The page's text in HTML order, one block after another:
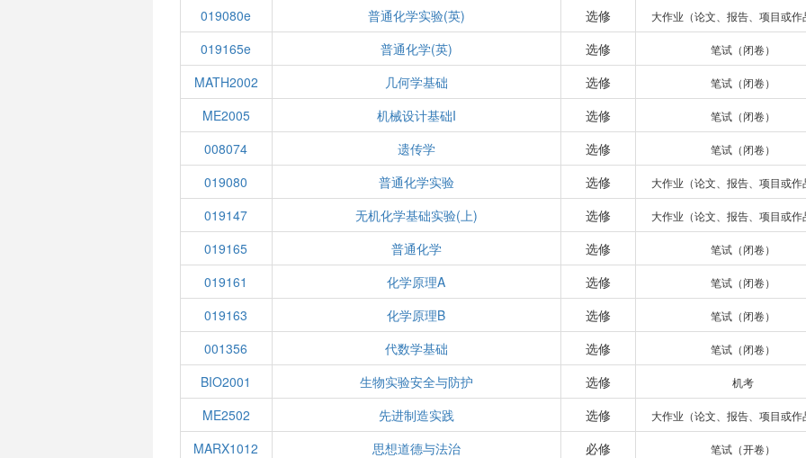
019080e 普通化学实验(英) 选修 大作业（论文、报告、项目或作
019165e 普通化学(英) 选修 笔试（闭卷）
MATH2002 几何学基础 选修 笔试（闭卷）
ME2005 机械设计基础I 选修 笔试（闭卷）
008074 遗传学 选修 笔试（闭卷）
019080 普通化学实验 选修 大作业（论文、报告、项目或作
019147 无机化学基础实验(上) 选修 大作业（论文、报告、项目或作
019165 普通化学 选修 笔试（闭卷）
019161 化学原理A 选修 笔试（闭卷）
019163 化学原理B 选修 笔试（闭卷）
001356 代数学基础 选修 笔试（闭卷）
BIO2001 生物实验安全与防护 选修 机考
ME2502 先进制造实践 选修 大作业（论文、报告、项目或作
MARX1012 思想道德与法治 必修 笔试（开卷）